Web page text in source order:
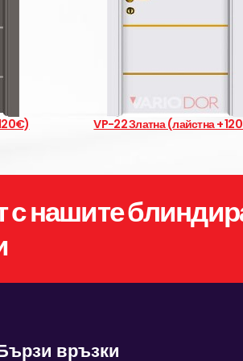
VP-22 Златна (лайстна +
с нашите
връзки